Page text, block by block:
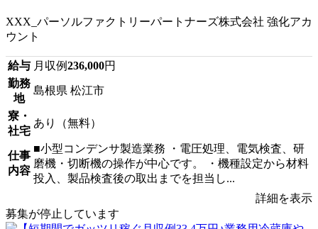
XXX_パーソルファクトリーパートナーズ株式会社 強化アカ
ウント
給与 月収例236,000円
勤務
地
島根県 松江市
寮・
社宅
あり（無料）
仕事
内容
■小型コンデンサ製造業務 ・電圧処理、電気検査、研
磨機・切断機の操作が中心です。 ・機種設定から材料
投入、製品検査後の取出までを担当し...
詳細を表示
募集が停止しています